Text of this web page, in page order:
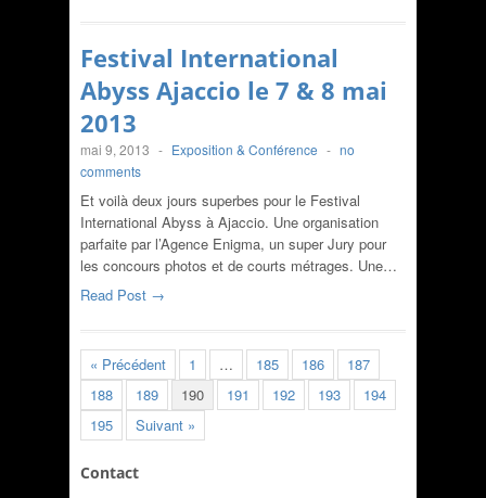
Festival International
Abyss Ajaccio le 7 & 8 mai
2013
mai 9, 2013 - Exposition & Conférence - no
comments
Et voilà deux jours superbes pour le Festival
International Abyss à Ajaccio. Une organisation
parfaite par l’Agence Enigma, un super Jury pour
les concours photos et de courts métrages. Une…
Read Post →
« Précédent 1 … 185 186
187
188
189 190 191 192 193
194
195
Suivant »
Contact